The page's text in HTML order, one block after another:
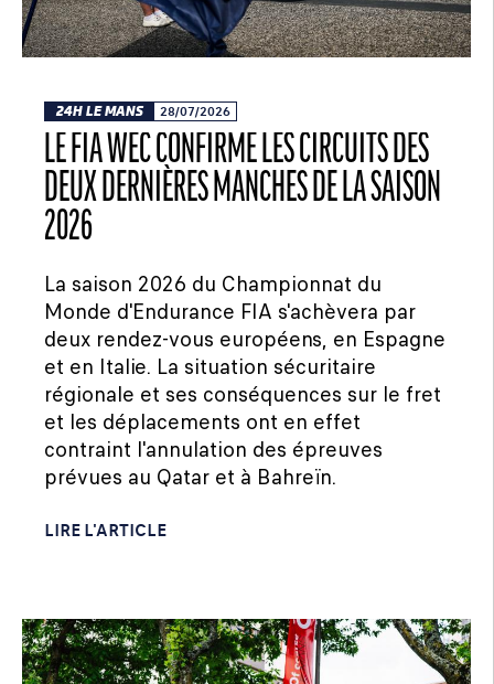
24H LE MANS 28/07/2026
LE FIA WEC CONFIRME LES CIRCUITS DES
DEUX DERNIÈRES MANCHES DE LA SAISON
2026
La saison 2026 du Championnat du
Monde d'Endurance FIA s'achèvera par
deux rendez-vous européens, en Espagne
et en Italie. La situation sécuritaire
régionale et ses conséquences sur le fret
et les déplacements ont en effet
contraint l'annulation des épreuves
prévues au Qatar et à Bahreïn.
LIRE L'ARTICLE